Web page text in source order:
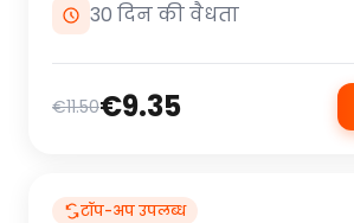
30 दिन की वैधता
€11.50€9.35
टॉप-अप उपलब्ध